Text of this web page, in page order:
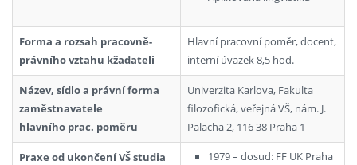
Forma a rozsah pracovně-
právního vztahu kžadateli
Hlavní pracovní poměr, docent,
interní úvazek 8,5 hod.
Název, sídlo a právní forma
zaměstnavatele
hlavního prac. poměru
Univerzita Karlova, Fakulta
filozofická, veřejná VŠ, nám. J.
Palacha 2, 116 38 Praha 1
Praxe od ukončení VŠ studia 1979 – dosud: FF UK Praha